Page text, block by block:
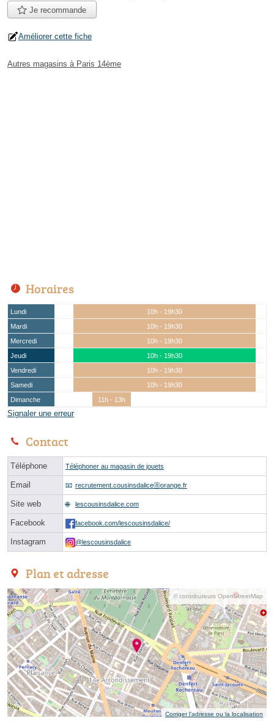
Je recommande
Améliorer cette fiche
Autres magasins à Paris 14ème
Horaires
Lundi
10h - 19h30
Mardi
10h - 19h30
Mercredi
10h - 19h30
Jeudi
10h - 19h30
Vendredi
10h - 19h30
Samedi
10h - 19h30
Dimanche
11h - 13h
Signaler une erreur
Contact
Téléphone Téléphoner au magasin de jouets
Email recrutement.cousinsdaliceⓐorange.fr
Site web lescousinsdalice.com
Facebook facebook.com/lescousinsdalice/
Instagram @lescousinsdalice
Plan et adresse
© contributeurs OpenStreetMap
Corriger l’adresse ou la localisation